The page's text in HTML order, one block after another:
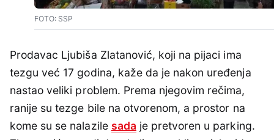
FOTO: SSP
Prodavac Ljubiša Zlatanović, koji na pijaci ima
tezgu već 17 godina, kaže da je nakon uređenja
nastao veliki problem. Prema njegovim rečima,
ranije su tezge bile na otvorenom, a prostor na
kome su se nalazile sada je pretvoren u parking.